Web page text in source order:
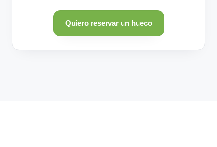
Quiero reservar un hueco